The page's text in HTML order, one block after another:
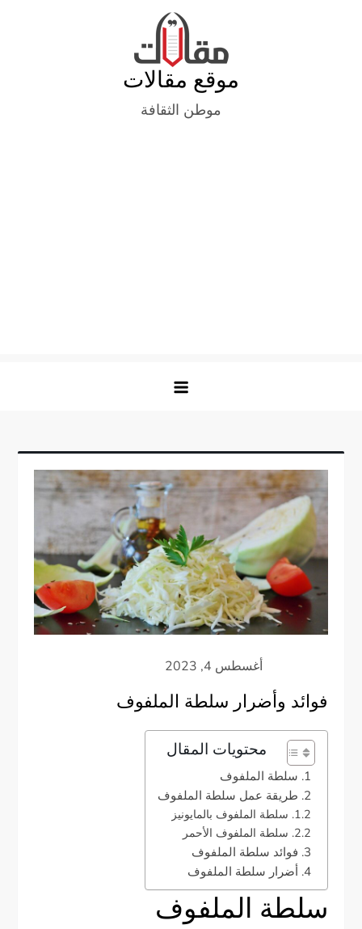
موقع مقالات
موطن الثقافة
فوائد وأضرار سلطة الملفوف
محتويات المقال
سلطة الملفوف
طريقة عمل سلطة الملفوف
سلطة الملفوف بالمايونيز
سلطة الملفوف الأحمر
فوائد سلطة الملفوف
أضرار سلطة الملفوف
سلطة الملفوف